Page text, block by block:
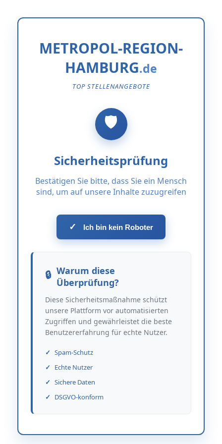
METROPOL-REGION-
HAMBURG
TOP STELLENANGEBOTE
Sicherheitsprüfung
Bestätigen Sie bitte, dass Sie ein Mensch
sind, um auf unsere Inhalte zuzugreifen
✓ Ich bin kein Roboter
Warum diese
Überprüfung?
Diese Sicherheitsmaßnahme schützt
unsere Plattform vor automatisierten
Zugriffen und gewährleistet die beste
Benutzererfahrung für echte Nutzer.
Spam-Schutz
Echte Nutzer
Sichere Daten
DSGVO-konform